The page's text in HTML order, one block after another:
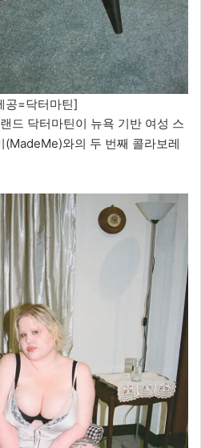
공=닥터마틴]
드 닥터마틴이 뉴욕 기반 여성 스
(MadeMe)와의 두 번째 콜라보레